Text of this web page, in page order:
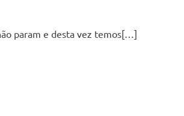
param e desta vez temos[…]